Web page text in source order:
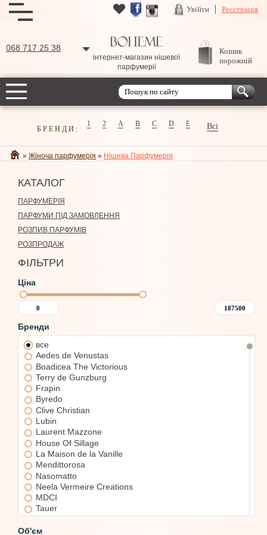
Увійти Реєстрація
068 717 25 38
інтернет-магазин нішевої
парфумерії
Кошик
порожній
БРЕНДИ:
1 2 A B C D E Всі
» Жіноча парфумерія » Нішева Парфумерія
КАТАЛОГ
ПАРФУМЕРІЯ
ПАРФУМИ ПІД ЗАМОВЛЕННЯ
РОЗПИВ ПАРФУМІВ
РОЗПРОДАЖ
ФІЛЬТРИ
Ціна
Бренди
все
Aedes de Venustas
Boadicea The Victorious
Terry de Gunzburg
Frapin
Byredo
Clive Christian
Lubin
Laurent Mazzone
House Of Sillage
La Maison de la Vanille
Mendittorosa
Nasomatto
Neela Vermeire Creations
MDCI
Tauer
Carner Barcelona
Об'єм